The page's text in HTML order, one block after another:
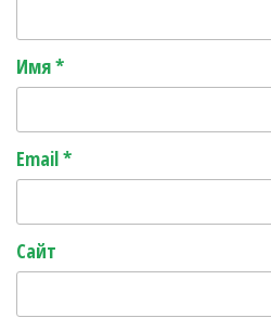
Имя*
Email*
Сайт